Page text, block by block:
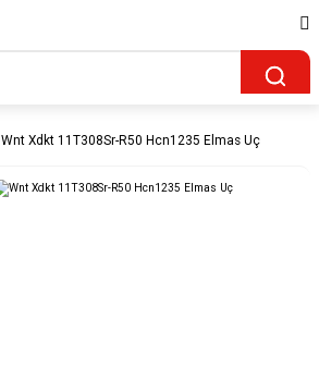
Wnt Xdkt 11T308Sr-R50 Hcn1235 Elmas Uç